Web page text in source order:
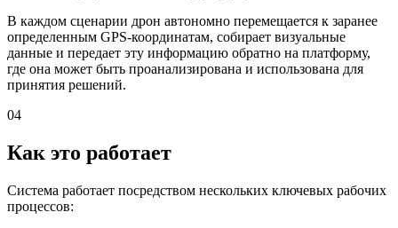
В каждом сценарии дрон автономно перемещается к заранее
определенным GPS-координатам, собирает визуальные
данные и передает эту информацию обратно на платформу,
где она может быть проанализирована и использована для
принятия решений.
04
Как это работает
Система работает посредством нескольких ключевых рабочих
процессов: